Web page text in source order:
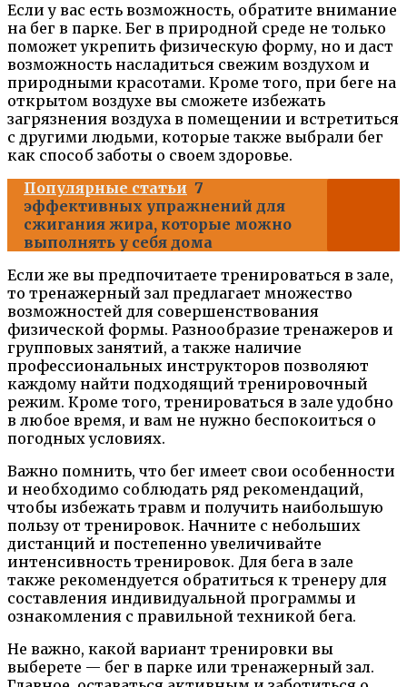
Если у вас есть возможность, обратите внимание
на бег в парке. Бег в природной среде не только
поможет укрепить физическую форму, но и даст
возможность насладиться свежим воздухом и
природными красотами. Кроме того, при беге на
открытом воздухе вы сможете избежать
загрязнения воздуха в помещении и встретиться
с другими людьми, которые также выбрали бег
как способ заботы о своем здоровье.
Популярные статьи 7
эффективных упражнений для
сжигания жира, которые можно
выполнять у себя дома
Если же вы предпочитаете тренироваться в зале,
то тренажерный зал предлагает множество
возможностей для совершенствования
физической формы. Разнообразие тренажеров и
групповых занятий, а также наличие
профессиональных инструкторов позволяют
каждому найти подходящий тренировочный
режим. Кроме того, тренироваться в зале удобно
в любое время, и вам не нужно беспокоиться о
погодных условиях.
Важно помнить, что бег имеет свои особенности
и необходимо соблюдать ряд рекомендаций,
чтобы избежать травм и получить наибольшую
пользу от тренировок. Начните с небольших
дистанций и постепенно увеличивайте
интенсивность тренировок. Для бега в зале
также рекомендуется обратиться к тренеру для
составления индивидуальной программы и
ознакомления с правильной техникой бега.
Не важно, какой вариант тренировки вы
выберете — бег в парке или тренажерный зал.